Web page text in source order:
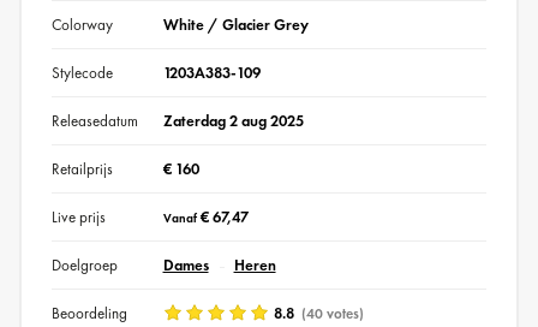
Colorway White / Glacier Grey
Stylecode 1203A383-109
Releasedatum Zaterdag 2 aug 2025
Retailprijs € 160
Live prijs Vanaf€ 67,47
Doelgroep Dames Heren
Beoordeling 8.8 (40 votes)